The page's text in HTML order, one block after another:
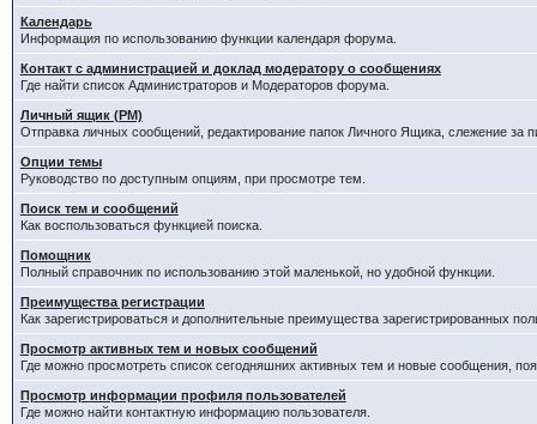
Календарь
Информация по использованию функции календаря форума.
Контакт с администрацией и доклад модератору о сообщениях
Где найти список Администраторов и Модераторов форума.
Личный ящик (PM)
Отправка личных сообщений, редактирование папок Личного Ящика, слежение за
Опции темы
Руководство по доступным опциям, при просмотре тем.
Поиск тем и сообщений
Как воспользоваться функцией поиска.
Помощник
Полный справочник по использованию этой маленькой, но удобной функции.
Преимущества регистрации
Как зарегистрироваться и дополнительные преимущества зарегистрированных
Просмотр активных тем и новых сообщений
Где можно просмотреть список сегодняшних активных тем и новые сообщения,
Просмотр информации профиля пользователей
Где можно найти контактную информацию пользователя.